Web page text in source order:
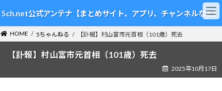
ン
テ
ン
ツ
ビ
ゲ
ー
シ
5ch.net公式アンテナ【まとめサイト、アプリ、チャンネルなど】
HOME 5ちゃんねる 【訃報】村山富市元首相（101歳）死去
【訃報】村山富市元首相（101歳）死去
2025年10月17日